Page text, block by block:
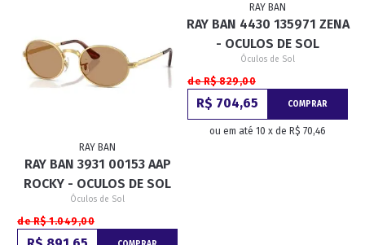
RAY BAN
RAY BAN 3931 00153 AAP
ROCKY - OCULOS DE SOL
Óculos de Sol
de R$ 1.049,00
RAY BAN
RAY BAN 4430 135971 ZENA
- OCULOS DE SOL
Óculos de Sol
de R$ 829,00
R$ 704,65 COMPRAR
ou em até 10 x de R$ 70,46